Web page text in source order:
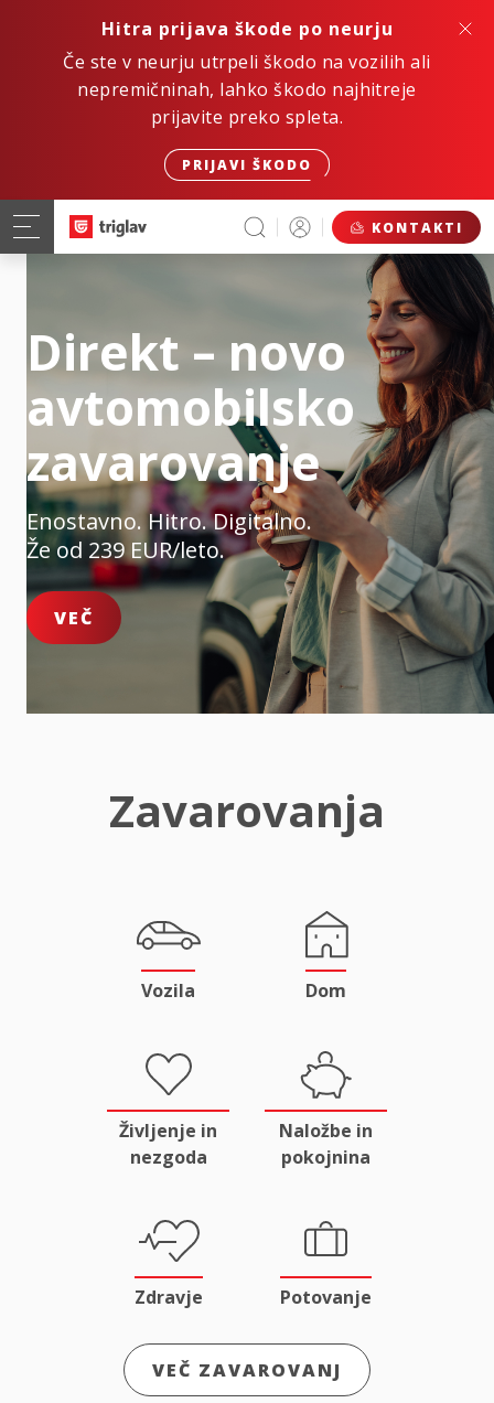
Hitra prijava škode po neurju
Če ste v neurju utrpeli škodo na vozilih ali
nepremičninah, lahko škodo najhitreje
prijavite preko spleta.
PRIJAVI ŠKODO
KONTAKTI
Direkt – novo
avtomobilsko
zavarovanje
Enostavno. Hitro. Digitalno.
Že od 239 EUR/leto.
VEČ
Zavarovanja
Vozila Dom
Življenje in
nezgoda
Naložbe in
pokojnina
Zdravje Potovanje
VEČ ZAVAROVANJ